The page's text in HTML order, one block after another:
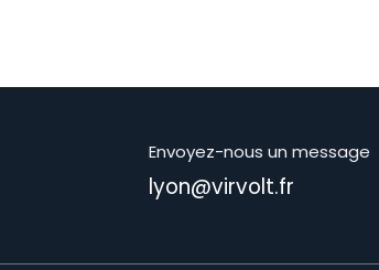
Envoyez-nous un message
lyon@virvolt.fr